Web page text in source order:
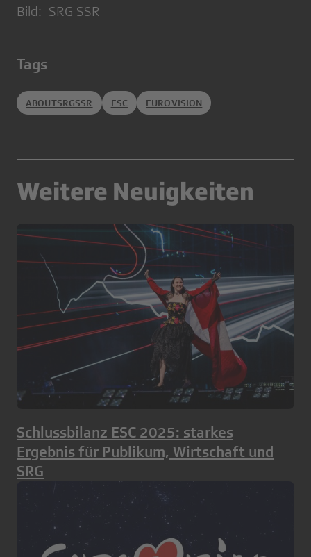
Bild: SRG SSR
Tags
ABOUTSRGSSR ESC EUROVISION
Weitere Neuigkeiten
Schlussbilanz ESC 2025: starkes
Ergebnis für Publikum, Wirtschaft und
SRG